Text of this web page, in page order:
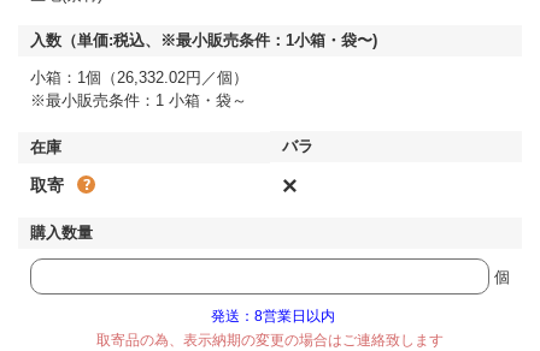
小箱：1個（26,332.02円／個）
※最小販売条件：1 小箱・袋～
取寄 ×
個
発送：8営業日以内
取寄品の為、表示納期の変更の場合はご連絡致します